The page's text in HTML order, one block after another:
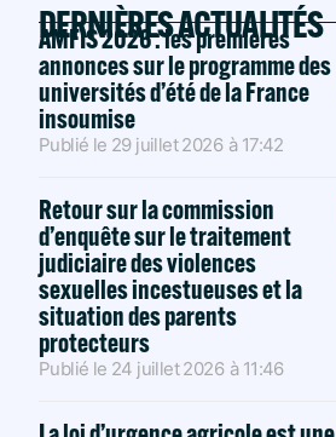
DERNIÈRES ACTUALITÉS
AMFIS 2026 : les premières
annonces sur le programme des
universités d’été de la France
insoumise
Publié le 29 juillet 2026 à 17:42
Retour sur la commission
d’enquête sur le traitement
judiciaire des violences
sexuelles incestueuses et la
situation des parents
protecteurs
Publié le 24 juillet 2026 à 11:46